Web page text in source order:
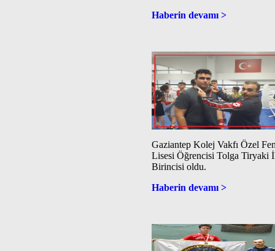
Haberin devamı >
Gaziantep Kolej Vakfı Özel
Lisesi Öğrencisi Tolga Tiryaki
Birincisi oldu.
Haberin devamı >